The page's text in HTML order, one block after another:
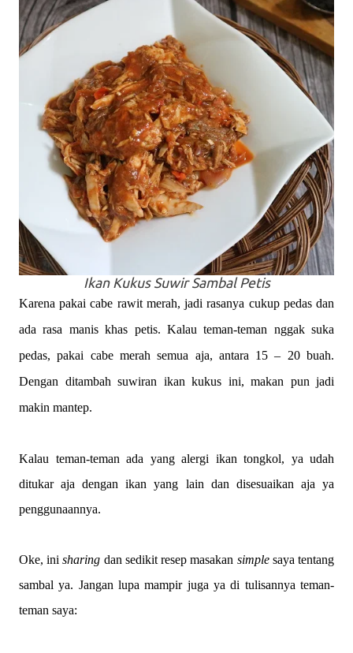
Ikan Kukus Suwir Sambal Petis
Karena pakai cabe rawit merah, jadi rasanya cukup pedas dan
ada rasa manis khas petis. Kalau teman-teman nggak suka
pedas, pakai cabe merah semua aja, antara 15 – 20 buah.
Dengan ditambah suwiran ikan kukus ini, makan pun jadi
makin mantep.
Kalau teman-teman ada yang alergi ikan tongkol, ya udah
ditukar aja dengan ikan yang lain dan disesuaikan aja ya
penggunaannya.
Oke, inisharing dan sedikit resep masakan simplesaya tentang
sambal ya. Jangan lupa mampir juga ya di tulisannya teman-
teman saya: